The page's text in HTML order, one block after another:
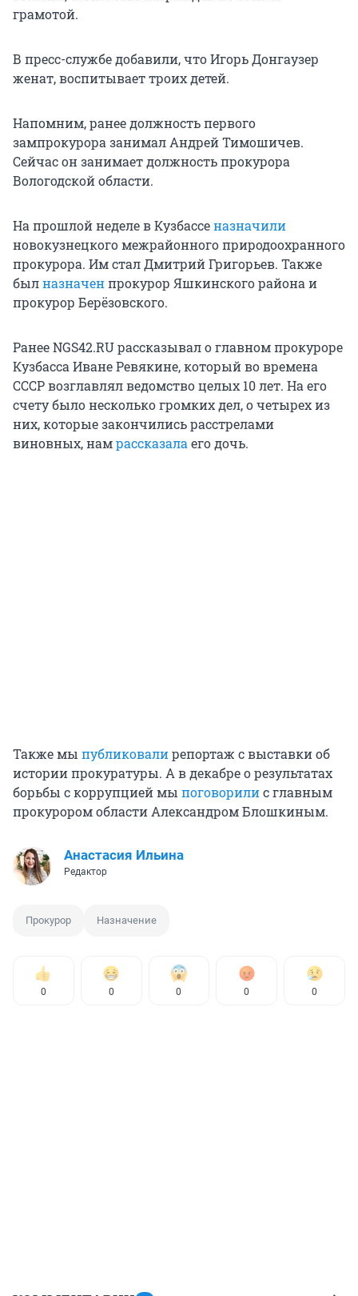
грамотой.
В пресс-службе добавили, что Игорь Донгаузер
женат, воспитывает троих детей.
Напомним, ранее должность первого
зампрокурора занимал Андрей Тимошичев.
Сейчас он занимает должность прокурора
Вологодской области.
На прошлой неделе в Кузбассеназначили
новокузнецкого межрайонного природоохранного
прокурора. Им стал Дмитрий Григорьев. Также
былназначенпрокурор Яшкинского района и
прокурор Берёзовского.
Ранее NGS42.RU рассказывал о главном прокуроре
Кузбасса Иване Ревякине, который во времена
СССР возглавлял ведомство целых 10 лет. На его
счету было несколько громких дел, о четырех из
них, которые закончились расстрелами
виновных, намрассказалаего дочь.
Также мы публиковалирепортаж с выставки об
истории прокуратуры. А в декабре о результатах
борьбы с коррупцией мы поговорилис главным
прокурором области Александром Блошкиным.
Анастасия Ильина
Редактор
Прокурор Назначение
0 0 0 0 0